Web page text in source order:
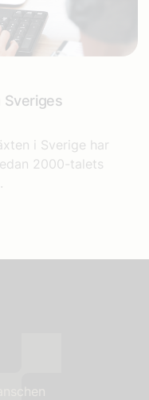
Sveriges
i Sverige har
2000-talets